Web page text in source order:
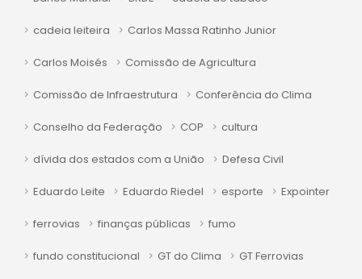
cadeia leiteira Carlos Massa Ratinho Junior
Carlos Moisés Comissão de Agricultura
Comissão de Infraestrutura Conferência do Clima
Conselho da Federação COP cultura
dívida dos estados com a União Defesa Civil
Eduardo Leite Eduardo Riedel esporte Expointer
ferrovias finanças públicas fumo
fundo constitucional GT do Clima GT Ferrovias